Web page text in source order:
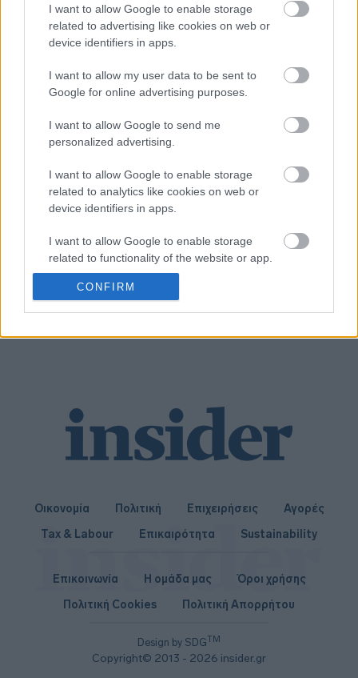
I want to allow Google to enable storage
related to advertising like cookies on web or
device identifiers in apps.
I want to allow my user data to be sent to
Google for online advertising purposes.
I want to allow Google to send me
personalized advertising.
I want to allow Google to enable storage
related to analytics like cookies on web or
device identifiers in apps.
I want to allow Google to enable storage
related to functionality of the website or app.
I want to allow Google to enable storage
I want to allow Google to enable storage
CONFIRM
πιστωτική επέκταση,
νέα NPLs και δάνεια ν.
20-02-2025 07:15
Ταμείο Ανάκαμψης:
για… μερεμέτια στο
Ελλάδα
09-02-2025 08:00
Αθήνα – Κοινοτικά
κονδύλια,
μεταρρυθμίσεις και
Οικονομία Πολιτική Επιχειρήσεις
Αγορές
Tax & Labour
Επικαιρότητα Sustainability
Design by SDGTM
Copyright© 2013 - 2026 insider.gr
Επικοινωνία Η ομάδα μας
Όροι χρήσης
Πολιτική Cookies
Πολιτική Απορρήτου